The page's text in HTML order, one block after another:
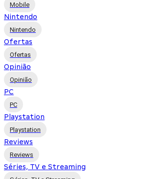
Mobile
Nintendo
Nintendo
Ofertas
Ofertas
Opinião
Opinião
PC
PC
Playstation
Playstation
Reviews
Reviews
Séries, TV e Streaming